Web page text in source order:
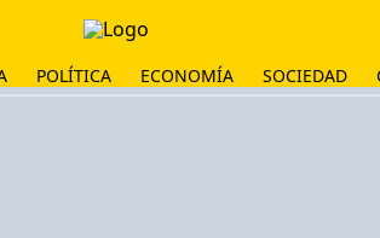
POLÍTICA ECONOMÍA SOCIEDAD